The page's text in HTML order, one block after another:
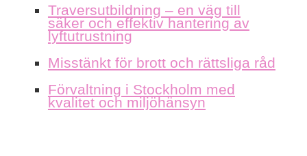
Traversutbildning – en väg till
säker och effektiv hantering av
lyftutrustning
Misstänkt för brott och rättsliga råd
Förvaltning i Stockholm med
kvalitet och miljöhänsyn